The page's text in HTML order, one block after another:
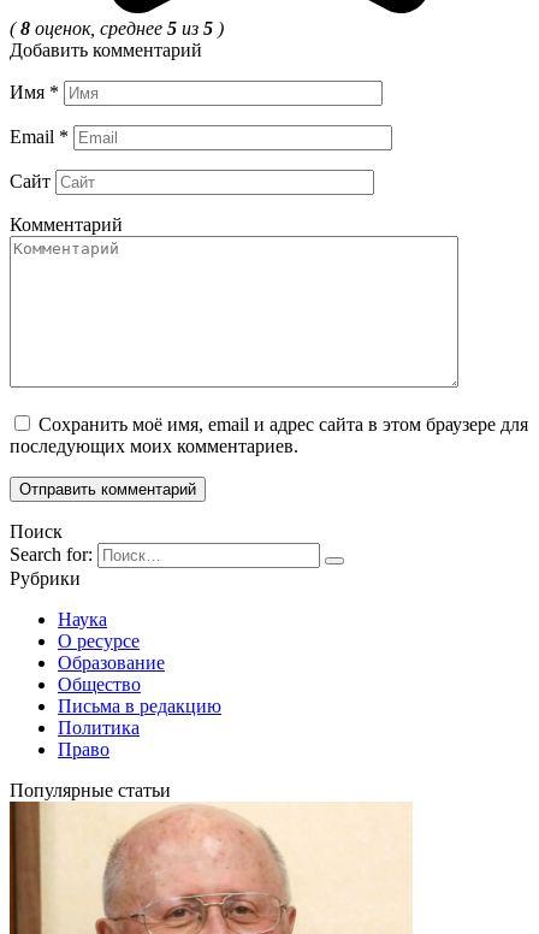
(8 оценок, среднее 5 из 5 )
Добавить комментарий
Имя *
Email *
Сайт
Комментарий
Сохранить моё имя, email и адрес сайта в этом браузере для
последующих моих комментариев.
Поиск
Search for:
Рубрики
Наука
О ресурсе
Образование
Общество
Письма в редакцию
Политика
Право
Популярные статьи